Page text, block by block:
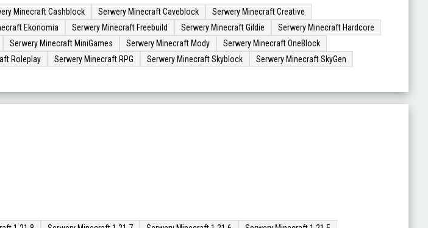
Minecraft Cashblock Serwery Minecraft Caveblock
Serwery Minecraft Creative
Ekonomia Serwery Minecraft Freebuild Serwery Minecraft Gildie
Serwery Minecraft Hardcore
Serwery Minecraft MiniGames Serwery Minecraft Mody
Serwery Minecraft OneBlock
Roleplay Serwery Minecraft RPG Serwery Minecraft Skyblock
Serwery Minecraft SkyGen